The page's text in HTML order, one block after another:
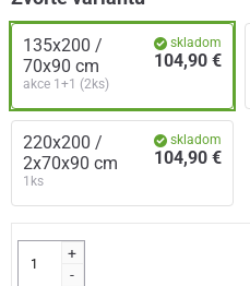
135x200 /
70x90 cm
akce 1+1 (2ks)
skladom
104,90 €
220x200 /
2x70x90 cm
1ks
skladom
104,90 €
+
-